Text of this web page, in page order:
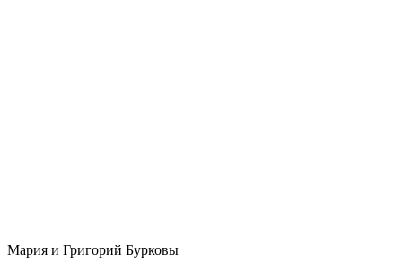
Мария и Григорий Бурковы